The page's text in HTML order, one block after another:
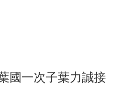
國一次子葉力誠接